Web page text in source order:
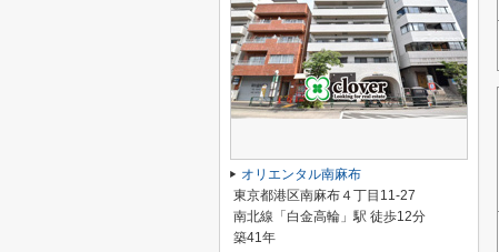
オリエンタル南麻布
東京都港区南麻布４丁目11-27
南北線「白金高輪」駅 徒歩12分
築41年